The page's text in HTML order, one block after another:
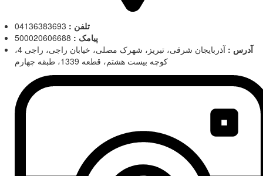
تلفن :
پیامک :
آدرس :
آذربایجان شرقی، تبریز، شهرک مصلی، خیابان راجی، راجی 4،
کوچه بیست هشتم، قطعه 1339، طبقه چهارم